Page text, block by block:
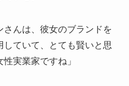
んは、彼女のブランドを
していて、とても賢いと思
実業家ですね」